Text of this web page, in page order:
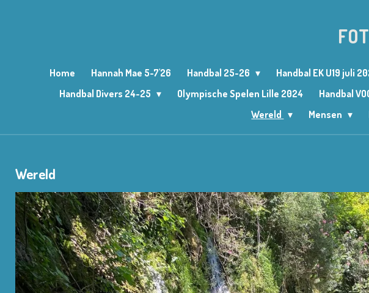
hoofdinhoud
Home Hannah Mae 5-7'26 Handbal 25-26 Handbal EK U19 juli
Handbal Divers 24-25
Olympische Spelen Lille 2024 Handbal
Wereld
Mensen
Wereld